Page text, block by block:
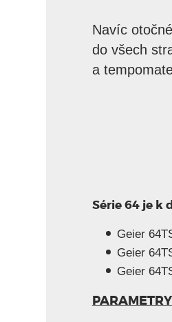
Navíc
do všech
a
Série 64 je k
Geier
Geier
Geier
PARAMETRY
PÁSOVÝ NOSIČ